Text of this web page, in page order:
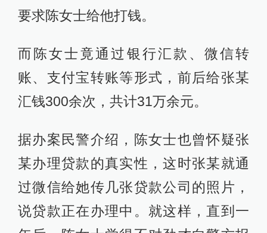
要求陈女士给他打钱。
而陈女士竟通过银行汇款、微信转
账、支付宝转账等形式，前后给张某
汇钱300余次，共计31万余元。
据办案民警介绍，陈女士也曾怀疑张
某办理贷款的真实性，这时张某就通
过微信给她传几张贷款公司的照片，
说贷款正在办理中。就这样，直到一